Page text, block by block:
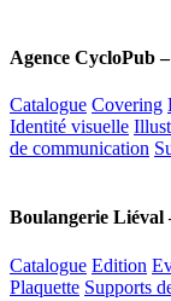
Agence CycloPub
Catalogue Covering
Identité visuelle
de communication
Boulangerie Liéval
Catalogue Edition
Plaquette Supports